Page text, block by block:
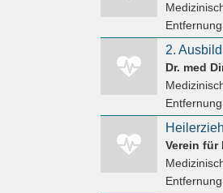
Dr. med
Verein für